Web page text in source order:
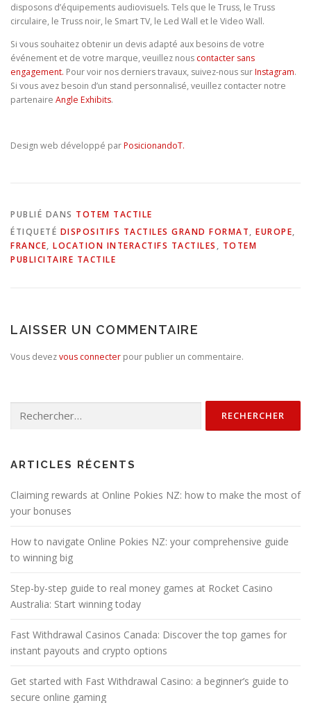
disposons d’équipements audiovisuels. Tels que le Truss, le Truss
circulaire, le Truss noir, le Smart TV, le Led Wall et le Video Wall.
Si vous souhaitez obtenir un devis adapté aux besoins de votre
événement et de votre marque, veuillez nous contacter sans
engagement. Pour voir nos derniers travaux, suivez-nous surInstagram.
Si vous avez besoin d’un stand personnalisé, veuillez contacter notre
partenaire Angle Exhibits.
Design web développé parPosicionandoT.
PUBLIÉ DANS TOTEM TACTILE
ÉTIQUETÉ DISPOSITIFS TACTILES GRAND FORMAT, EUROPE,
FRANCE, LOCATION INTERACTIFS TACTILES , TOTEM
PUBLICITAIRE TACTILE
LAISSER UN COMMENTAIRE
Vous devezvous connecter pour publier un commentaire.
ARTICLES RÉCENTS
Claiming rewards at Online Pokies NZ: how to make the most of
your bonuses
How to navigate Online Pokies NZ: your comprehensive guide
to winning big
Step-by-step guide to real money games at Rocket Casino
Australia: Start winning today
Fast Withdrawal Casinos Canada: Discover the top games for
instant payouts and crypto options
Get started with Fast Withdrawal Casino: a beginner’s guide to
secure online gaming